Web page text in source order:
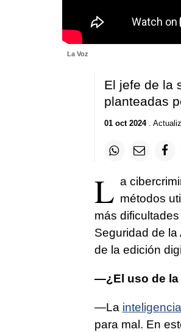
La Voz
El jefe de la
planteadas
01 oct 2024.
L a
métodos
más
Seguridad de
de la edición
—¿El uso de la
—La
para mal. En